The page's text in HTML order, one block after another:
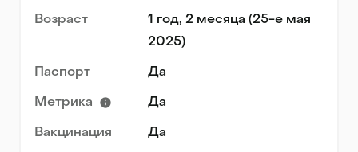
Возраст
1 год, 2 месяца (25-е мая
2025)
Паспорт Да
Метрика Да
Вакцинация Да